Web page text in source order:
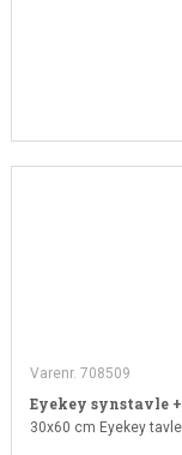
Varenr. 708509
Eyekey synstavle
30x60 cm Eyekey